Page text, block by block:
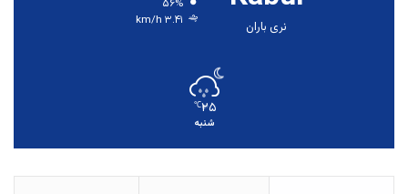
نری باران
۳.۴۱ km/h
۲۵℃
شنبه